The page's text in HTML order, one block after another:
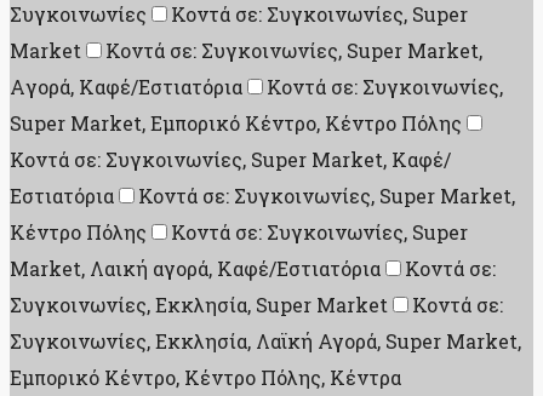
Συγκοινωνίες
Κοντά σε: Συγκοινωνίες, Super
Market
Κοντά σε: Συγκοινωνίες, Super Market,
Aγορά, Καφέ/Εστιατόρια
Κοντά σε: Συγκοινωνίες,
Super Market, Εμπορικό Κέντρο, Κέντρο Πόλης
Κοντά σε: Συγκοινωνίες, Super Market, Καφέ/
Εστιατόρια
Κοντά σε: Συγκοινωνίες, Super Market,
Κέντρο Πόλης
Κοντά σε: Συγκοινωνίες, Super
Market, Λαική αγορά, Καφέ/Εστιατόρια
Κοντά σε:
Συγκοινωνίες, Εκκλησία, Super Market
Κοντά σε:
Συγκοινωνίες, Εκκλησία, Λαϊκή Αγορά, Super Market,
Εμπορικό Κέντρο, Κέντρο Πόλης, Κέντρα